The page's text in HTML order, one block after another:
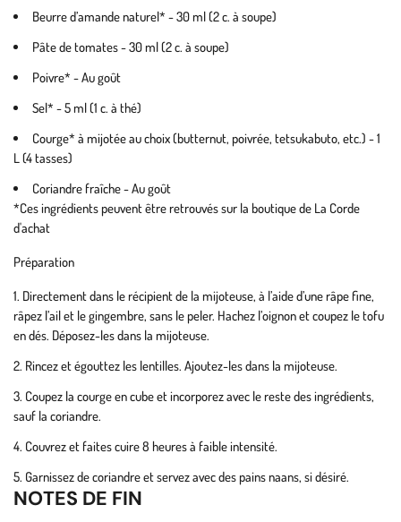
Beurre d’amande naturel* - 30 ml (2 c. à soupe)
Pâte de tomates - 30 ml (2 c. à soupe)
Poivre* - Au goût
Sel* - 5 ml (1 c. à thé)
Courge* à mijotée au choix (butternut, poivrée, tetsukabuto, etc.) - 1
L (4 tasses)
Coriandre fraîche - Au goût
*Ces ingrédients peuvent être retrouvés sur la boutique de La Corde
d'achat
Préparation
Directement dans le récipient de la mijoteuse, à l’aide d’une râpe fine,
râpez l’ail et le gingembre, sans le peler. Hachez l’oignon et coupez le tofu
en dés. Déposez-les dans la mijoteuse.
Rincez et égouttez les lentilles. Ajoutez-les dans la mijoteuse.
Coupez la courge en cube et incorporez avec le reste des ingrédients,
sauf la coriandre.
Couvrez et faites cuire 8 heures à faible intensité.
Garnissez de coriandre et servez avec des pains naans, si désiré.
NOTES DE FIN